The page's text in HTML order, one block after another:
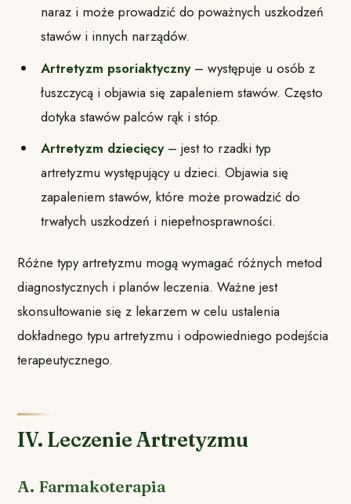
naraz i może prowadzić do poważnych uszkodzeń
stawów i innych narządów.
Artretyzm psoriaktyczny– występuje u osób z
łuszczycą i objawia się zapaleniem stawów. Często
dotyka stawów palców rąk i stóp.
Artretyzm dziecięcy– jest to rzadki typ
artretyzmu występujący u dzieci. Objawia się
zapaleniem stawów, które może prowadzić do
trwałych uszkodzeń i niepełnosprawności.
Różne typy artretyzmu mogą wymagać różnych metod
diagnostycznych i planów leczenia. Ważne jest
skonsultowanie się z lekarzem w celu ustalenia
dokładnego typu artretyzmu i odpowiedniego podejścia
terapeutycznego.
IV. Leczenie Artretyzmu
A. Farmakoterapia